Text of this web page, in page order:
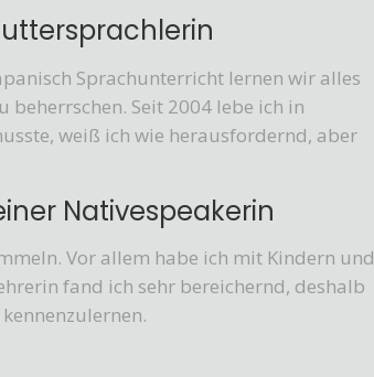
Sprachunterricht lernen wir alles
Seit 2004 lebe ich in
weiß ich wie herausfordernd, aber
Nativespeakerin
Vor allem habe ich mit Kindern und
fand ich sehr bereichernd, deshalb